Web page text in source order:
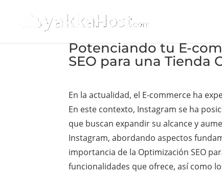
Potenciando tu E-
SEO para una Tienda
En la actualidad, el E-commerce ha
En este contexto, Instagram se ha
que buscan expandir su alcance y
Instagram, abordando aspectos
importancia de la Optimización SEO
funcionalidades que ofrece, así como